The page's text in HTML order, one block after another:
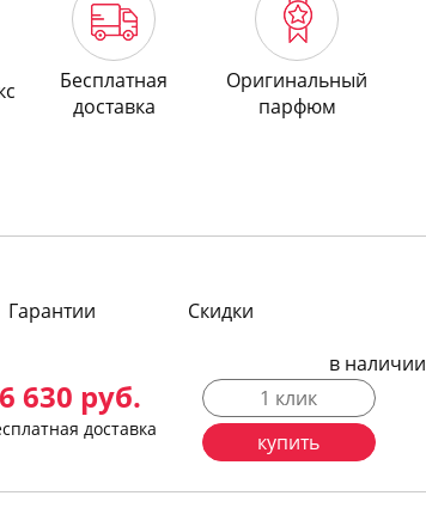
Бесплатная
доставка
Оригинальный
парфюм
Гарантии Скидки
6 630 руб.
доставка
в наличии
1 клик
купить